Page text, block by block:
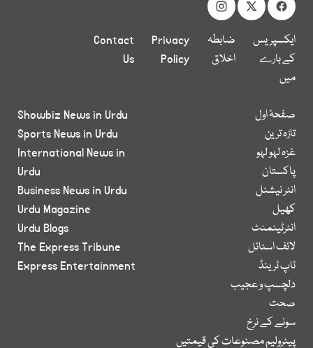
ایکسپریس
کے بارے
میں
ضابطہ
اخلاق
Privacy
Policy
Contact
Us
صفحۂ اول
تازہ ترین
غزہ لہو لہو
پاکستان
انٹر نیشنل
کھیل
انٹرٹینمنٹ
لائف اسٹائل
ٹاپ ٹرینڈ
دلچسپ و عجیب
صحت
سونے کے نرخ
پیٹرولیم مصنوعات کی قیمتیں
Showbiz News in Urdu
Sports News in Urdu
International News in
Urdu
Business News in Urdu
Urdu Magazine
Urdu Blogs
The Express Tribune
Express Entertainment